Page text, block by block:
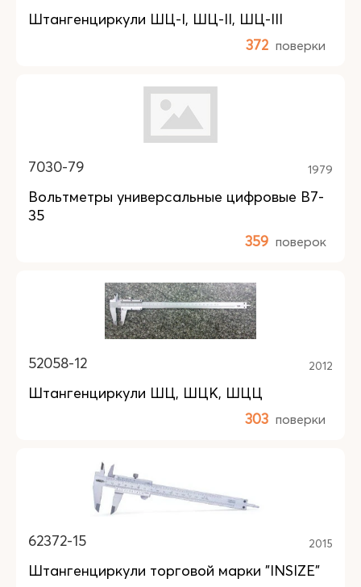
Штангенциркули ШЦ-I, ШЦ-II, ШЦ-III
372 поверки
7030-79 1979
Вольтметры универсальные цифровые В7-
35
359 поверок
52058-12 2012
Штангенциркули ШЦ, ШЦК, ШЦЦ
303 поверки
62372-15 2015
Штангенциркули торговой марки "INSIZE"